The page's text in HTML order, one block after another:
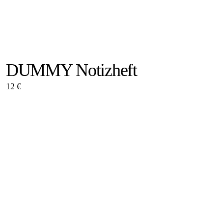
DUMMY Notizheft
12 €